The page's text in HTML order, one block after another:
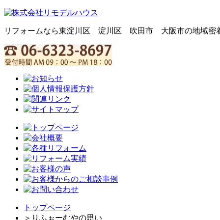
リフォームなら東淀川区 淀川区 吹田市 大阪市の地域密
トップページ
＞ りふぉーむやの思い